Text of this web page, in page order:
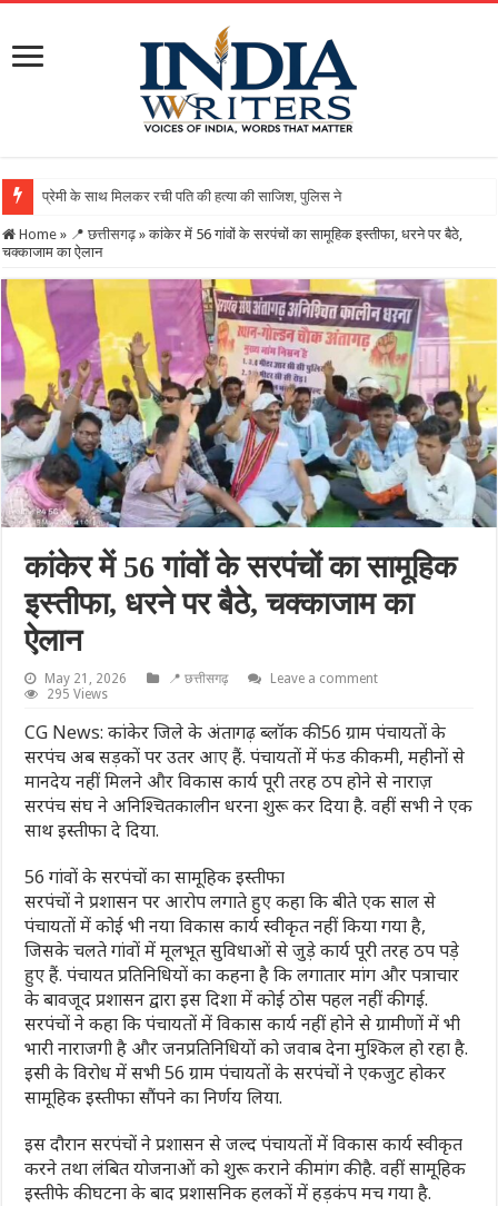
Home » 📍 छत्तीसगढ़ » कांकेर में 56 गांवों के सरपंचों का सामूहिक इस्तीफा, धरने पर बैठे,
चक्काजाम का ऐलान
कांकेर में 56 गांवों के सरपंचों का सामूहिक
इस्तीफा, धरने पर बैठे, चक्काजाम का
ऐलान
May 21, 2026 📍 छत्तीसगढ़
Leave a comment
295 Views
CG News: कांकेर जिले के अंतागढ़ ब्लॉक की 56 ग्राम पंचायतों के
सरपंच अब सड़कों पर उतर आए हैं. पंचायतों में फंड की कमी, महीनों से
मानदेय नहीं मिलने और विकास कार्य पूरी तरह ठप होने से नाराज़
सरपंच संघ ने अनिश्चितकालीन धरना शुरू कर दिया है. वहीं सभी ने एक
साथ इस्तीफा दे दिया.
56 गांवों के सरपंचों का सामूहिक इस्तीफा
सरपंचों ने प्रशासन पर आरोप लगाते हुए कहा कि बीते एक साल से
पंचायतों में कोई भी नया विकास कार्य स्वीकृत नहीं किया गया है,
जिसके चलते गांवों में मूलभूत सुविधाओं से जुड़े कार्य पूरी तरह ठप पड़े
हुए हैं. पंचायत प्रतिनिधियों का कहना है कि लगातार मांग और पत्राचार
के बावजूद प्रशासन द्वारा इस दिशा में कोई ठोस पहल नहीं की गई.
सरपंचों ने कहा कि पंचायतों में विकास कार्य नहीं होने से ग्रामीणों में भी
भारी नाराजगी है और जनप्रतिनिधियों को जवाब देना मुश्किल हो रहा है.
इसी के विरोध में सभी 56 ग्राम पंचायतों के सरपंचों ने एकजुट होकर
सामूहिक इस्तीफा सौंपने का निर्णय लिया.
इस दौरान सरपंचों ने प्रशासन से जल्द पंचायतों में विकास कार्य स्वीकृत
करने तथा लंबित योजनाओं को शुरू कराने की मांग की है. वहीं सामूहिक
इस्तीफे की घटना के बाद प्रशासनिक हलकों में हड़कंप मच गया है.